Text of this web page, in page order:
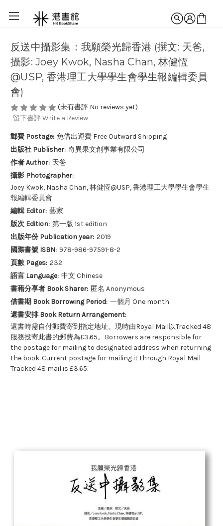
反送中攝影集：我願榮光歸香港 (撰文: 天爸,
攝影: Joey Kwok, Nasha Chan, 林健恆
@USP, 香港理工大學學生會學生報編輯委員
會)
(未有書評 No reviews yet)
留下書評 Write a Review
郵費 Postage: 免借出運費 Free Outward Shipping
出版社 Publisher: 奇異果文創事業有限公司
作者 Author: 天爸
攝影 Photographer:
Joey Kwok, Nasha Chan, 林健恆@USP, 香港理工大學學生會學生
報編輯委員會
編輯 Editor: 藝家
版次 Edition: 第一版 1st edition
出版年份 Publication year: 2019
國際書號 ISBN: 978-986-97591-8-2
頁數 Pages: 232
語言 Language: 中文 Chinese
書藉分享者 Book Sharer: 匿名 Anonymous
借書期 Book Borrowing Period: 一個月 One month
還書安排 Book Return Arrangement:
還書時需自付郵費寄到指定地址。現時由Royal Mail以Tracked 48
服務投寄此書的郵費為£3.65。Borrowers are responsible for
the postage for mailing to designated address when returning
the book. Current postage for mailing it through Royal Mail
Tracked 48 mail is £3.65.